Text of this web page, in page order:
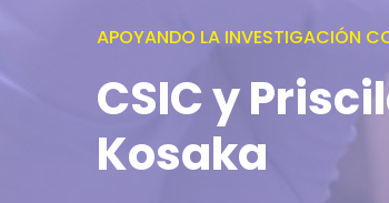
APOYANDO LA INVESTIGACIÓN
CSIC y
Kosaka